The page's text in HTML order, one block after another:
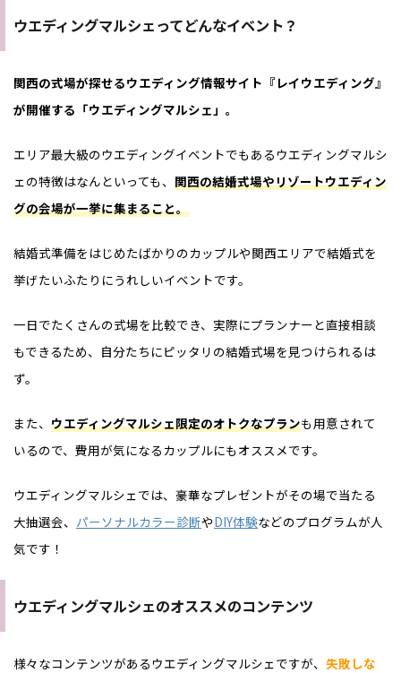
ウエディングマルシェってどんなイベント？
関西の式場が探せるウエディング情報サイト『レイウエディング』
が開催する「ウエディングマルシェ」。
エリア最大級のウエディングイベントでもあるウエディングマルシ
ェの特徴はなんといっても、 関西の結婚式場やリゾートウエディン
グの会場が一挙に集まること。
結婚式準備をはじめたばかりのカップルや関西エリアで結婚式を
挙げたいふたりにうれしいイベントです。
一日でたくさんの式場を比較でき、実際にプランナーと直接相談
もできるため、自分たちにピッタリの結婚式場を見つけられるは
ず。
また、 ウエディングマルシェ限定のオトクなプランも用意されて
いるので、費用が気になるカップルにもオススメです。
ウエディングマルシェでは、豪華なプレゼントがその場で当たる
大抽選会、 パーソナルカラー診断やDIY体験などのプログラムが人
気です！
ウエディングマルシェのオススメのコンテンツ
様々なコンテンツがあるウエディングマルシェですが、 失敗しな